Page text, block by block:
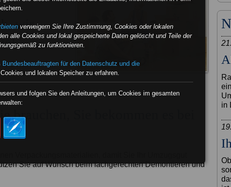
wir
beraten Sie
vereinbaren mit
brauchen, Sie bekommen es bei
Sie auf Wunsch beim fachgerechten Demontieren und
in
verweigern Sie Ihre Zustimmung, Cookies oder lokalen
alle Cookies und lokal gespeicherte Daten gelöscht und Teile der
zu funktionieren.
Bundesbeauftragten für den Datenschutz und die
und lokalen Speicher zu erfahren.
und folgen Sie den Anleitungen, um Cookies im gesamten